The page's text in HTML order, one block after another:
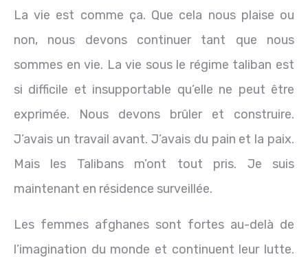
La vie est comme ça. Que cela nous plaise ou
non, nous devons continuer tant que nous
sommes en vie. La vie sous le régime taliban est
si difficile et insupportable qu’elle ne peut être
exprimée. Nous devons brûler et construire.
J’avais un travail avant. J’avais du pain et la paix.
Mais les Talibans m’ont tout pris. Je suis
maintenant en résidence surveillée.
Les femmes afghanes sont fortes au-delà de
l’imagination du monde et continuent leur lutte.